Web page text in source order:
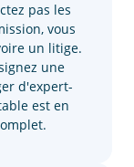
pas les
vous
un litige.
une
d'expert-
est en